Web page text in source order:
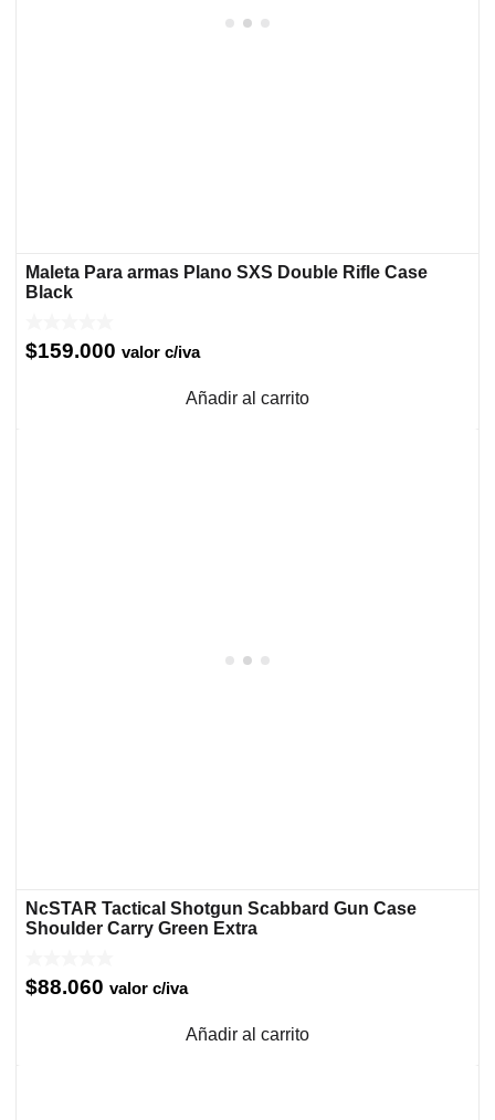
Maleta Para armas Plano SXS Double Rifle Case
Black
$159.000 valor c/iva
Añadir al carrito
NcSTAR Tactical Shotgun Scabbard Gun Case
Shoulder Carry Green Extra
$88.060 valor c/iva
Añadir al carrito